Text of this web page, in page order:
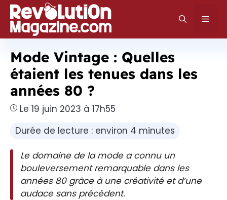
Aller
au
contenu
Mode Vintage : Quelles
étaient les tenues dans les
années 80 ?
Le 19 juin 2023 à 17h55
Durée de lecture : environ 4 minutes
Le domaine de la mode a connu un
bouleversement remarquable dans les
années 80 grâce à une créativité et d’une
audace sans précédent.